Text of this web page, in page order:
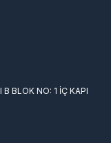
BLOK NO: 1 İÇ KAPI